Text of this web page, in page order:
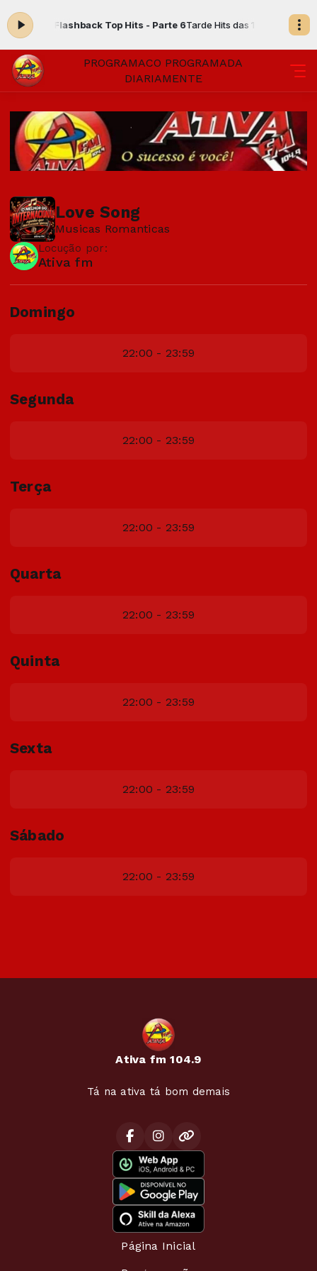
agora: Flashback Top Hits - Parte 6 Tarde Hits das 13:00 às 16:00 -
PROGRAMACO PROGRAMADA
DIARIAMENTE
Love Song
Musicas Romanticas
Locução por:
Ativa fm
Domingo
22:00 - 23:59
Segunda
22:00 - 23:59
Terça
22:00 - 23:59
Quarta
22:00 - 23:59
Quinta
22:00 - 23:59
Sexta
22:00 - 23:59
Sábado
22:00 - 23:59
Ativa fm 104.9
Tá na ativa tá bom demais
Página Inicial